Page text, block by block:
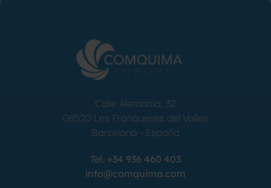
Calle Alemania, 32
08520 Les Franqueses del Valles
Barcelona - España
Tel. +34 936 460 403
info@comquima.com